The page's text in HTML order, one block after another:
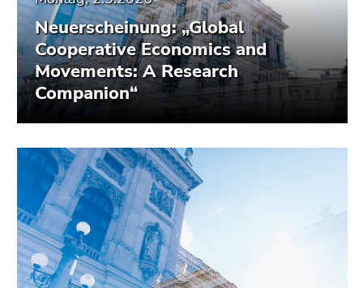
Neuerscheinung: „Global
Cooperative Economics and
Movements: A Research
Companion“